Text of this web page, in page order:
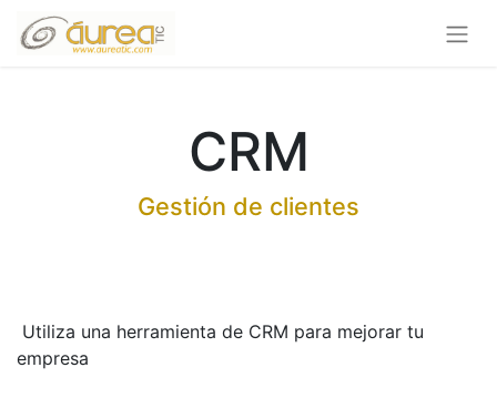
CRM
Gestión de clientes
Utiliza una herramienta de CRM para mejorar tu
empresa